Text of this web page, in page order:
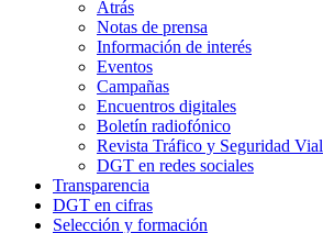
Atrás
Notas de prensa
Información de interés
Eventos
Campañas
Encuentros digitales
Boletín radiofónico
Revista Tráfico y Seguridad Vial
DGT en redes sociales
Transparencia
DGT en cifras
Selección y formación